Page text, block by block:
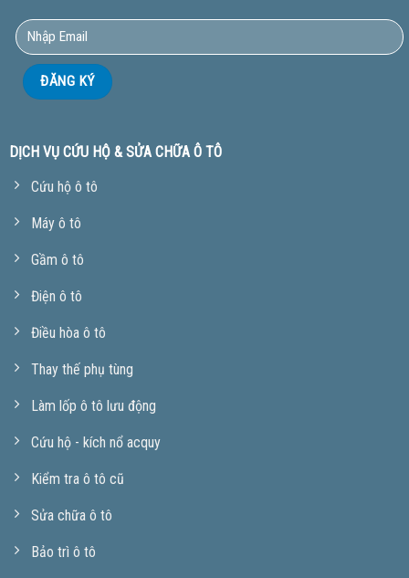
DỊCH VỤ CỨU HỘ & SỬA CHỮA Ô TÔ
Cứu hộ ô tô
Máy ô tô
Gầm ô tô
Điện ô tô
Điều hòa ô tô
Thay thế phụ tùng
Làm lốp ô tô lưu động
Cứu hộ - kích nổ acquy
Kiểm tra ô tô cũ
Sửa chữa ô tô
Bảo trì ô tô